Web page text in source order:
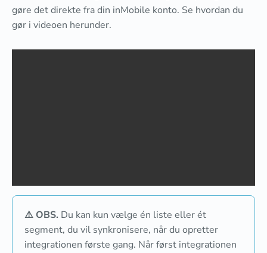
gøre det direkte fra din inMobile konto. Se hvordan du
gør i videoen herunder.
⚠️ OBS. Du kan kun vælge én liste eller ét
segment, du vil synkronisere, når du opretter
integrationen første gang. Når først integrationen